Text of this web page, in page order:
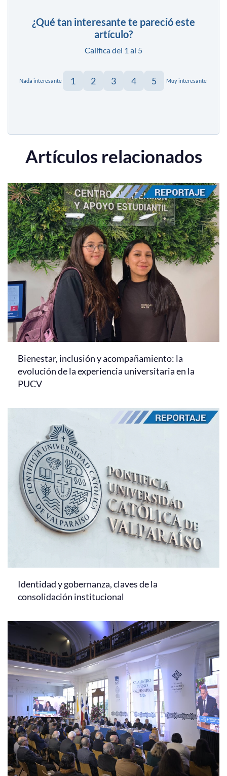
¿Qué tan interesante te pareció este
artículo?
Califica del 1 al 5
Nada interesante 1 2 3 4 5 Muy interesante
Artículos relacionados
Bienestar, inclusión y acompañamiento: la
evolución de la experiencia universitaria en la
PUCV
Identidad y gobernanza, claves de la
consolidación institucional